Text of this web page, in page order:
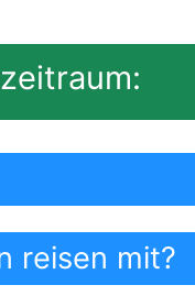
reisen mit?